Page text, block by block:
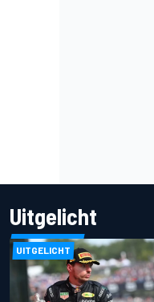
Uitgelicht
UITGELICHT